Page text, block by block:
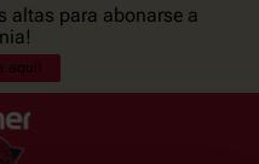
altas para abonarse a
aquí!